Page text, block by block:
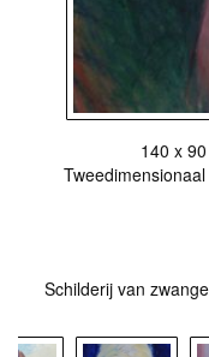
140 x
Schilderij van